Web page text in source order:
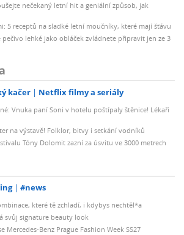
nečekaný letní hit a geniální způsob, jak
5 receptů na sladké letní moučníky, které mají šťávu
lehké jako obláček zvládnete připravit jen ze 3
kačer Netflix filmy a seriály
Vnuka paní Soni v hotelu poštípaly štěnice! Lékaři
na výstavě! Folklor, bitvy i setkání vodníků
Tóny Dolomit zazní za úsvitu ve 3000 metrech
#news
které tě zchladí, i kdybys nechtěl*a
svůj signature beauty look
Mercedes-Benz Prague Fashion Week SS27